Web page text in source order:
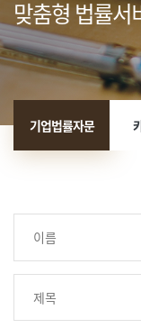
맞춤형 법률서
기업법률자문